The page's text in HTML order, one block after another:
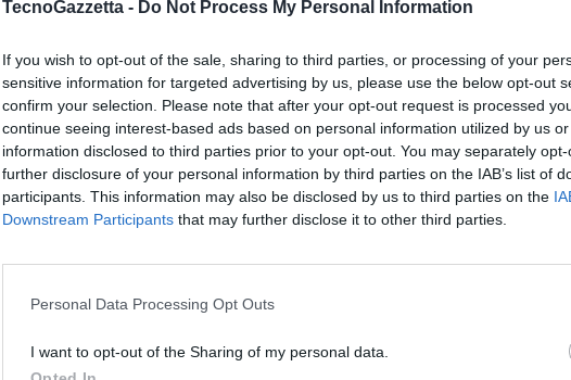
TecnoGazzetta - Do Not Process My Personal Information
If you wish to opt-out of the sale, sharing to third parties, or processing of your
sensitive information for targeted advertising by us, please use the below opt-out
confirm your selection. Please note that after your opt-out request is processed
continue seeing interest-based ads based on personal information utilized by us
information disclosed to third parties prior to your opt-out. You may separately
further disclosure of your personal information by third parties on the IAB’s list of
participants. This information may also be disclosed by us to third parties on the
Downstream Participants that may further disclose it to other third parties.
Personal Data Processing Opt Outs
I want to opt-out of the Sharing of my personal data.